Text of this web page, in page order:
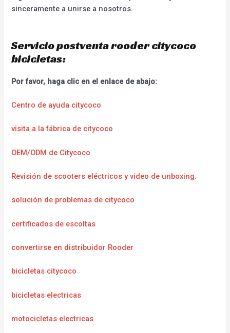
sinceramente a unirse a nosotros.
Servicio postventa rooder citycoco
bicicletas:
Por favor, haga clic en el enlace de abajo:
Centro de ayuda citycoco
visita a la fábrica de citycoco
OEM/ODM de Citycoco
Revisión de scooters eléctricos y video de unboxing.
solución de problemas de citycoco
certificados de escoltas
convertirse en distribuidor Rooder
bicicletas citycoco
bicicletas electricas
motocicletas electricas